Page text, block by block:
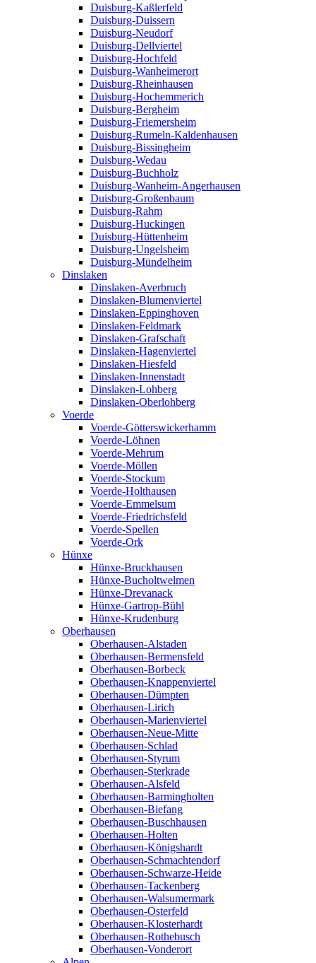
Duisburg-Kaßlerfeld
Duisburg-Duissern
Duisburg-Neudorf
Duisburg-Dellviertel
Duisburg-Hochfeld
Duisburg-Wanheimerort
Duisburg-Rheinhausen
Duisburg-Hochemmerich
Duisburg-Bergheim
Duisburg-Friemersheim
Duisburg-Rumeln-Kaldenhausen
Duisburg-Bissingheim
Duisburg-Wedau
Duisburg-Buchholz
Duisburg-Wanheim-Angerhausen
Duisburg-Großenbaum
Duisburg-Rahm
Duisburg-Huckingen
Duisburg-Hüttenheim
Duisburg-Ungelsheim
Duisburg-Mündelheim
Dinslaken
Dinslaken-Averbruch
Dinslaken-Blumenviertel
Dinslaken-Eppinghoven
Dinslaken-Feldmark
Dinslaken-Grafschaft
Dinslaken-Hagenviertel
Dinslaken-Hiesfeld
Dinslaken-Innenstadt
Dinslaken-Lohberg
Dinslaken-Oberlohberg
Voerde
Voerde-Götterswickerhamm
Voerde-Löhnen
Voerde-Mehrum
Voerde-Möllen
Voerde-Stockum
Voerde-Holthausen
Voerde-Emmelsum
Voerde-Friedrichsfeld
Voerde-Spellen
Voerde-Ork
Hünxe
Hünxe-Bruckhausen
Hünxe-Bucholtwelmen
Hünxe-Drevanack
Hünxe-Gartrop-Bühl
Hünxe-Krudenburg
Oberhausen
Oberhausen-Alstaden
Oberhausen-Bermensfeld
Oberhausen-Borbeck
Oberhausen-Knappenviertel
Oberhausen-Dümpten
Oberhausen-Lirich
Oberhausen-Marienviertel
Oberhausen-Neue-Mitte
Oberhausen-Schlad
Oberhausen-Styrum
Oberhausen-Sterkrade
Oberhausen-Alsfeld
Oberhausen-Barmingholten
Oberhausen-Biefang
Oberhausen-Buschhausen
Oberhausen-Holten
Oberhausen-Königshardt
Oberhausen-Schmachtendorf
Oberhausen-Schwarze-Heide
Oberhausen-Tackenberg
Oberhausen-Walsumermark
Oberhausen-Osterfeld
Oberhausen-Klosterhardt
Oberhausen-Rothebusch
Oberhausen-Vonderort